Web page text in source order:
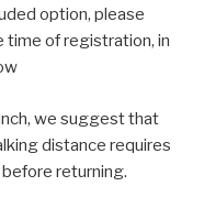
option, please
time of registration, in
we suggest that
distance requires
returning.